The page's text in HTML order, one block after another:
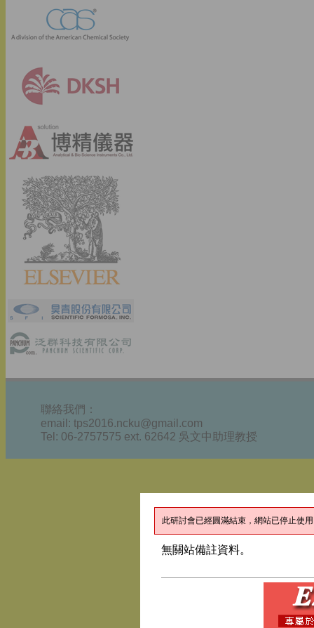
聯絡我們：
email: tps2016.ncku@gmail.com
Tel: 06-2757575 ext. 62642 吳文中助理教授